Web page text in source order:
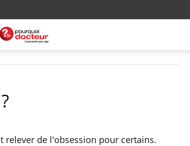
relever de l'obsession pour certains.